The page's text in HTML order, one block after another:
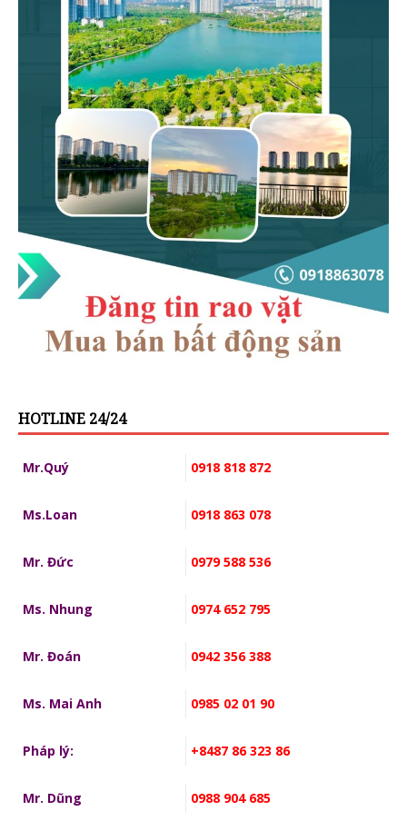
HOTLINE 24/24
Mr.Quý 0918 818 872
Ms.Loan 0918 863 078
Mr. Đức 0979 588 536
Ms. Nhung 0974 652 795
Mr. Đoán 0942 356 388
Ms. Mai Anh 0985 02 01 90
Pháp lý: +8487 86 323 86
Mr. Dũng 0988 904 685